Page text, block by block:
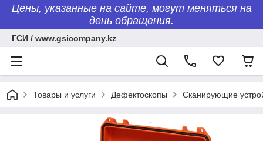
Цены, указанные на сайте, могут меняться на
день обращения.
ГСИ / www.gsicompany.kz
Товары и услуги Дефектоскопы Сканирующие